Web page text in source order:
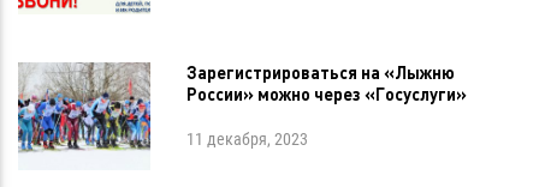
Зарегистрироваться на «Лыжню
России» можно через «Госуслуги»
11 декабря, 2023